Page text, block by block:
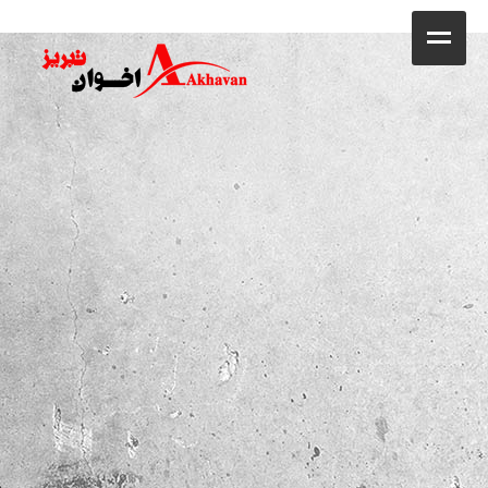
فروشگاه
محصولات
جشنواره فروش ویژه
کاتالوگ
گالری
وبلاگ
تماس با ما